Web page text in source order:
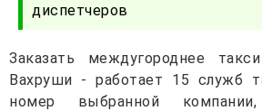
диспетчеров
Заказать междугороднее
Вахруши - работает 15 служб
номер выбранной